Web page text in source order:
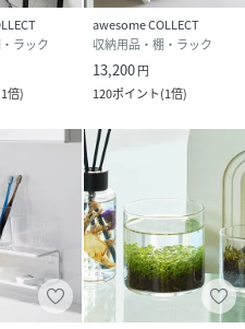
ラック
1倍)
awesome COLLECT
収納用品・棚・ラック
13,200円
120ポイント(1倍)